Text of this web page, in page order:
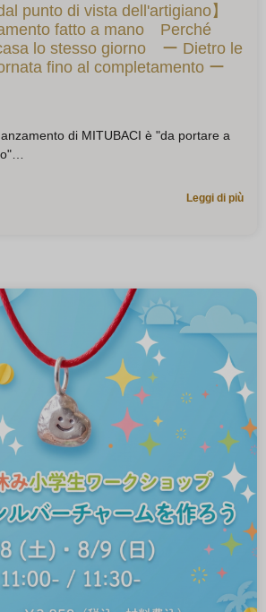
punto di vista dell'artigiano】
fatto a mano Perché
lo stesso giorno ー Dietro le
fino al completamento ー
di MITUBACI è "da portare a
Leggi di più